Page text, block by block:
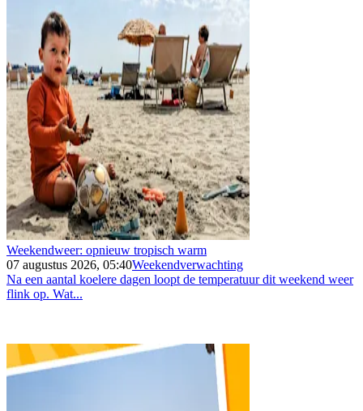
Weekendweer: opnieuw tropisch warm
07 augustus 2026, 05:40Weekendverwachting
Na een aantal koelere dagen loopt de temperatuur dit weekend weer
flink op. Wat...